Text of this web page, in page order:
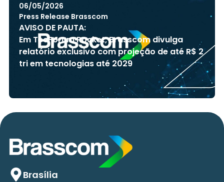
06/05/2026
Press Release Brasscom
AVISO DE PAUTA:
Em TecForum Pocket, Brasscom divulga
relatório exclusivo com projeção de até R$ 2
tri em tecnologias até 2029
Brasília